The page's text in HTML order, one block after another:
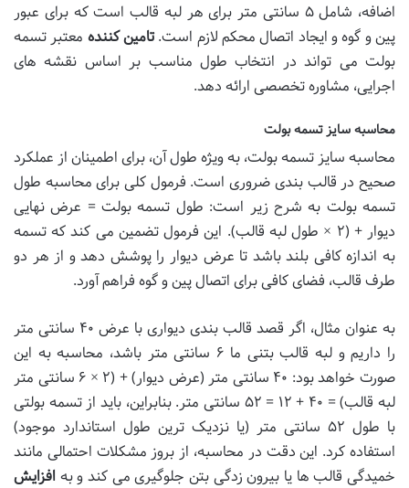
اضافه، شامل ۵ سانتی متر برای هر لبه قالب است که برای عبور
پین و گوه و ایجاد اتصال محکم لازم است.تامین کننده معتبر تسمه
بولت می تواند در انتخاب طول مناسب بر اساس نقشه های
اجرایی، مشاوره تخصصی ارائه دهد.
محاسبه سایز تسمه بولت
محاسبه سایز تسمه بولت، به ویژه طول آن، برای اطمینان از عملکرد
صحیح در قالب بندی ضروری است. فرمول کلی برای محاسبه طول
تسمه بولت به شرح زیر است: طول تسمه بولت = عرض نهایی
دیوار + (۲ × طول لبه قالب). این فرمول تضمین می کند که تسمه
به اندازه کافی بلند باشد تا عرض دیوار را پوشش دهد و از هر دو
طرف قالب، فضای کافی برای اتصال پین و گوه فراهم آورد.
به عنوان مثال، اگر قصد قالب بندی دیواری با عرض ۴۰ سانتی متر
را داریم و لبه قالب بتنی ما ۶ سانتی متر باشد، محاسبه به این
صورت خواهد بود: ۴۰ سانتی متر (عرض دیوار) + (۲ × ۶ سانتی متر
لبه قالب) = ۴۰ + ۱۲ = ۵۲ سانتی متر. بنابراین، باید از تسمه بولتی
با طول ۵۲ سانتی متر (یا نزدیک ترین طول استاندارد موجود)
استفاده کرد. این دقت در محاسبه، از بروز مشکلات احتمالی مانند
خمیدگی قالب ها یا بیرون زدگی بتن جلوگیری می کند و به افزایش